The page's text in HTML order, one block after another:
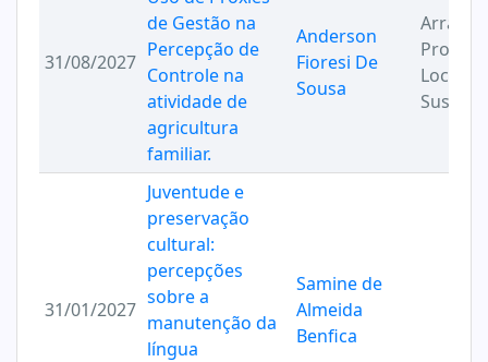
31/08/2027
de Gestão na
Percepção de
Controle na
atividade de
agricultura
familiar.
Anderson
Fioresi De
Sousa
Locais
31/01/2027
Juventude e
preservação
cultural:
percepções
sobre a
manutenção da
língua
Samine de
Almeida
Benfica